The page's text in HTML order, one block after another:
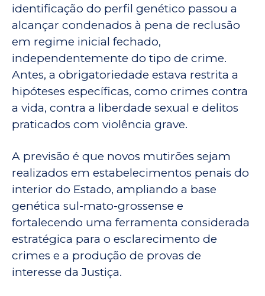
identificação do perfil genético passou a
alcançar condenados à pena de reclusão
em regime inicial fechado,
independentemente do tipo de crime.
Antes, a obrigatoriedade estava restrita a
hipóteses específicas, como crimes contra
a vida, contra a liberdade sexual e delitos
praticados com violência grave.
A previsão é que novos mutirões sejam
realizados em estabelecimentos penais do
interior do Estado, ampliando a base
genética sul-mato-grossense e
fortalecendo uma ferramenta considerada
estratégica para o esclarecimento de
crimes e a produção de provas de
interesse da Justiça.